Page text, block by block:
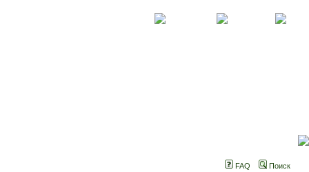
FAQ Поиск